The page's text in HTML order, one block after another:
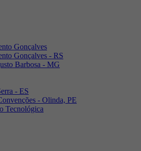
Gonçalves
Gonçalves - RS
Barbosa - MG
- ES
- Olinda, PE
Tecnológica